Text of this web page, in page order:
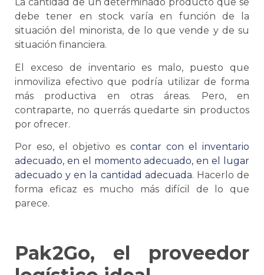
debe tener en stock varía en función de la
situación del minorista, de lo que vende y de su
situación financiera.
El exceso de inventario es malo, puesto que
inmoviliza efectivo que podría utilizar de forma
más productiva en otras áreas. Pero, en
contraparte, no querrás quedarte sin productos
por ofrecer.
Por eso, el objetivo es contar con el inventario
adecuado, en el momento adecuado, en el lugar
adecuado y en la cantidad adecuada. Hacerlo de
forma eficaz es mucho más difícil de lo que
parece.
Pak2Go, el proveedor